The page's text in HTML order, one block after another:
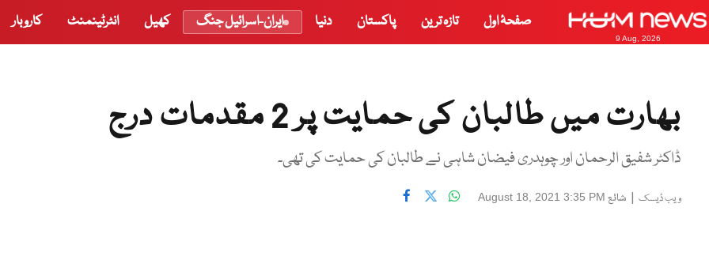
9 Aug, 2026
صفحۂ اول تازہ ترین پاکستان دنیا ایران-اسرائیل جنگ کھیل انٹرٹینمنٹ کاروبار
بھارت میں طالبان کی حمایت پر 2 مقدمات درج
ڈاکٹر شفیق الرحمان اور چوہدری فیضان شاہی نے طالبان کی حمایت کی تھی۔
ویب ڈیسک | شائع August 18, 2021 3:35 PM